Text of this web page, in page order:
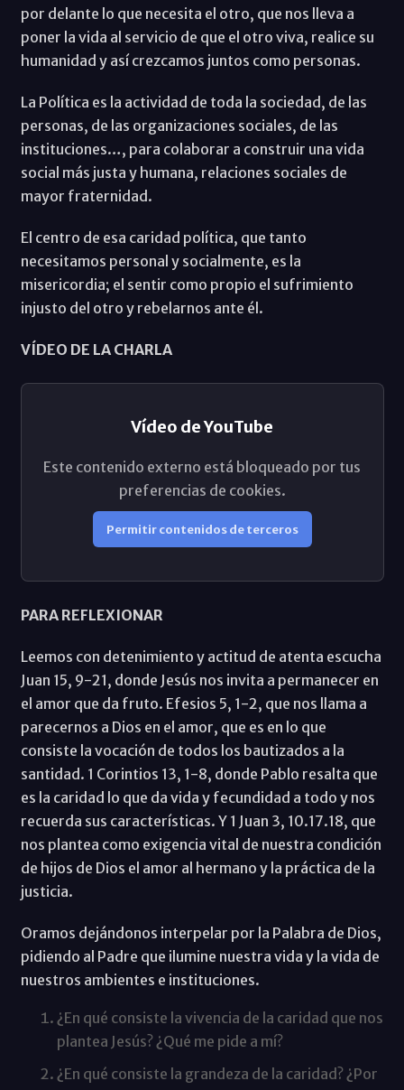
por delante lo que necesita el otro, que nos lleva a
poner la vida al servicio de que el otro viva, realice su
humanidad y así crezcamos juntos como personas.
La Política es la actividad de toda la sociedad, de las
personas, de las organizaciones sociales, de las
instituciones…, para colaborar a construir una vida
social más justa y humana, relaciones sociales de
mayor fraternidad.
El centro de esa caridad política, que tanto
necesitamos personal y socialmente, es la
misericordia; el sentir como propio el sufrimiento
injusto del otro y rebelarnos ante él.
VÍDEO DE LA CHARLA
Vídeo de YouTube
Este contenido externo está bloqueado por tus
preferencias de cookies.
Permitir contenidos de terceros
PARA REFLEXIONAR
Leemos con detenimiento y actitud de atenta escucha
Juan 15, 9-21, donde Jesús nos invita a permanecer en
el amor que da fruto. Efesios 5, 1-2, que nos llama a
parecernos a Dios en el amor, que es en lo que
consiste la vocación de todos los bautizados a la
santidad. 1 Corintios 13, 1-8, donde Pablo resalta que
es la caridad lo que da vida y fecundidad a todo y nos
recuerda sus características. Y 1 Juan 3, 10.17.18, que
nos plantea como exigencia vital de nuestra condición
de hijos de Dios el amor al hermano y la práctica de la
justicia.
Oramos dejándonos interpelar por la Palabra de Dios,
pidiendo al Padre que ilumine nuestra vida y la vida de
nuestros ambientes e instituciones.
¿En qué consiste la vivencia de la caridad que nos
plantea Jesús? ¿Qué me pide a mí?
¿En qué consiste la grandeza de la caridad? ¿Por